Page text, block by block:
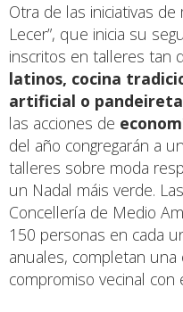
Otra de las iniciativas de
Lecer”, que inicia su
inscritos en talleres tan
latinos, cocina
artificial o
las acciones de
del año congregarán a
talleres sobre moda
un Nadal máis verde.
Concellería de Medio
150 personas en cada
anuales, completan
compromiso vecinal con